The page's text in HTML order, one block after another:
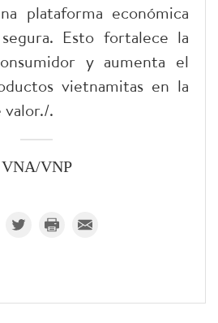
plataforma económica
Esto fortalece la
y aumenta el
vietnamitas en la
valor./.
VNA/VNP